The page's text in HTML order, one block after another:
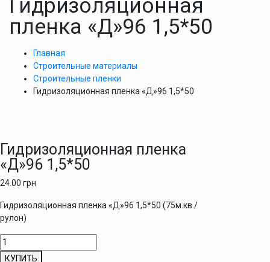
Гидризоляционная
пленка «Д»96 1,5*50
Главная
Строительные материалы
Строительные пленки
Гидризоляционная пленка «Д»96 1,5*50
Гидризоляционная пленка
«Д»96 1,5*50
24.00 грн
Гидризоляционная пленка «Д»96 1,5*50 (75м.кв./
рулон)
Количество
товара
КУПИТЬ